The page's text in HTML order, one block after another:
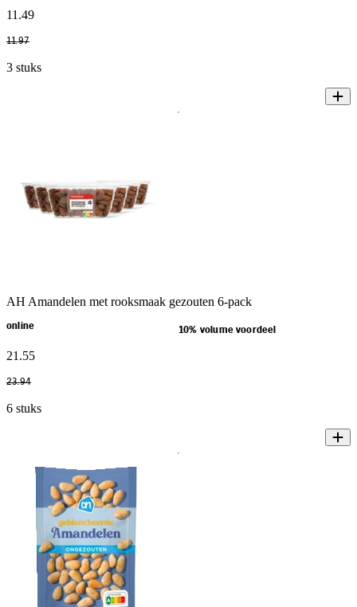
11 .49
11.97
3 stuks
AH Amandelen met rooksmaak gezouten 6-pack
online 10% volume voordeel
21 .55
23.94
6 stuks